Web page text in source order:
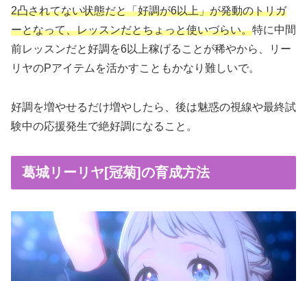
2凸されてない状態だと「好調が6以上」が発動のトリガ
ーとなって、レッスンだとちょっと使いづらい。特に中間
前レッスンだと好調を6以上稼げることが稀やから、リー
リヤのPアイテムを活かすこともかなり難しいで。
好調を増やせるだけ増やしたら、後は魅惑の視線や最終試
験中の応援発生で絶好調になること。
葛城リーリヤ[冠菊]の育成方法